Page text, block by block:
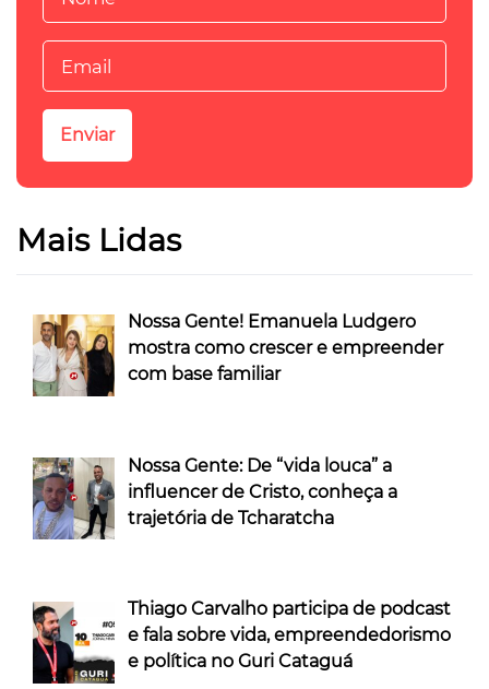
Mais Lidas
Nossa Gente! Emanuela Ludgero
mostra como crescer e empreender
com base familiar
Nossa Gente: De “vida louca” a
influencer de Cristo, conheça a
trajetória de Tcharatcha
Thiago Carvalho participa de podcast
e fala sobre vida, empreendedorismo
e política no Guri Cataguá